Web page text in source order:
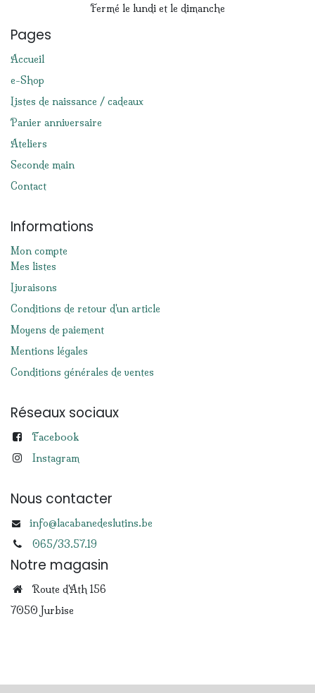
Fermé le lundi et le dimanche
Pages
Accueil
e-Shop
Listes de naissance / cadeaux
Panier anniversaire
Ateliers
Seconde main
Contact
Informations
Mon compte
Mes listes
Livraisons
Conditions de retour d'un article
Moyens de paiement
Mentions légales
Conditions générales de ventes
Réseaux sociaux
Facebook
Instagram
Nous contacter
info@lacabanedeslutins.be
065/33.57.19
Notre magasin
Route d'Ath 156
7050 Jurbise